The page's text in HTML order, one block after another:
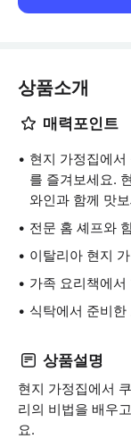
상품소개
매력포인트
현지 가정집에
를 즐겨보세요.
와인과 함께 맛
전문 홈 셰프와
이탈리아 현지
가족 요리책에
식탁에서 준비
상품설명
현지 가정집에서
리의 비법을 배우
요.